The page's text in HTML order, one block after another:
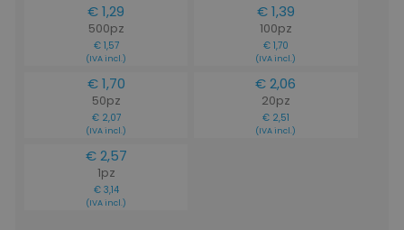
€ 1,29
500pz
€ 1,57
(IVA incl.)
€ 1,39
100pz
€ 1,70
(IVA incl.)
€ 1,70
50pz
€ 2,07
(IVA incl.)
€ 2,06
20pz
€ 2,51
(IVA incl.)
€ 2,57
1pz
€ 3,14
(IVA incl.)